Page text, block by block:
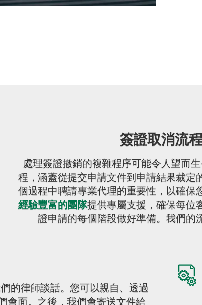
簽證取消流程
處理簽證撤銷的複雜程序可能令人望而
程，涵蓋從提交申請文件到申請結果裁定
個過程中聘請專業代理的重要性，以確保
經驗豐富的團隊提供專屬支援，確保每位
證申請的每個階段做好準備。我們的
的律師談話。您可以親自、透過
會面。之後，我們會寄送文件給